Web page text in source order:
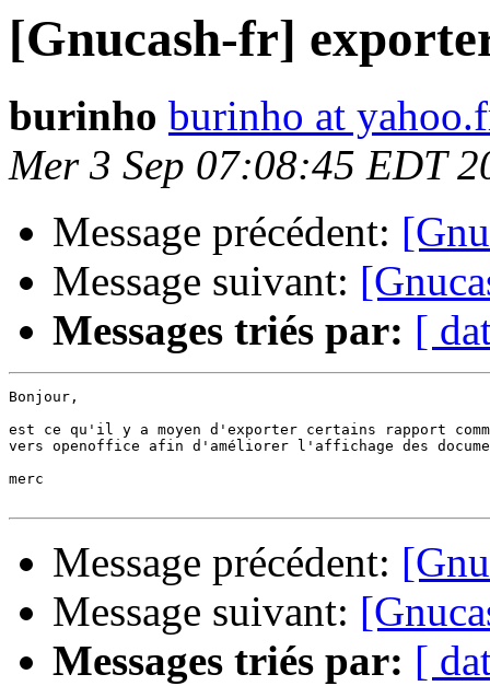
[Gnucash-fr]
burinho burinho at
Mer 3 Sep 07:08:45 EDT
Message précédent:
Message suivant:
Messages triés par: [
Bonjour,
est ce qu'il y a moyen d'exporter certains rapport
vers openoffice afin d'améliorer l'affichage des
merc
Message précédent:
Message suivant:
Messages triés par: [